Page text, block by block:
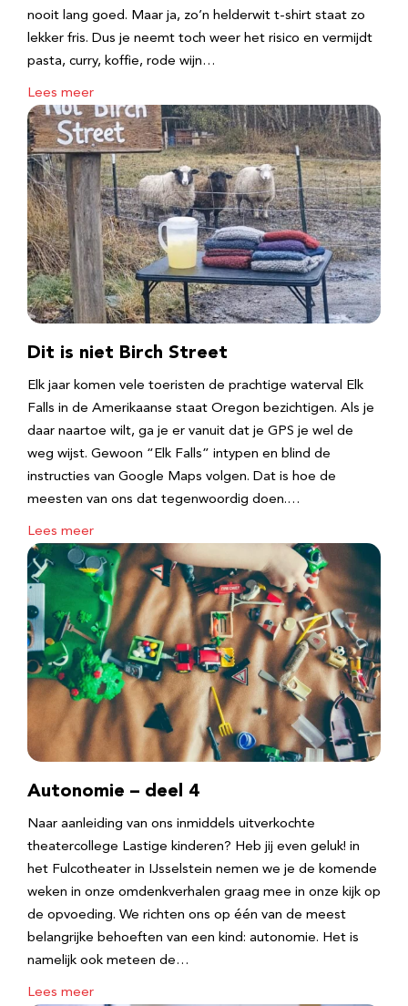
nooit lang goed. Maar ja, zo’n helderwit t-shirt staat zo
lekker fris. Dus je neemt toch weer het risico en vermijdt
pasta, curry, koffie, rode wijn…
Lees meer
Dit is niet Birch Street
Elk jaar komen vele toeristen de prachtige waterval Elk
Falls in de Amerikaanse staat Oregon bezichtigen. Als je
daar naartoe wilt, ga je er vanuit dat je GPS je wel de
weg wijst. Gewoon “Elk Falls” intypen en blind de
instructies van Google Maps volgen. Dat is hoe de
meesten van ons dat tegenwoordig doen.…
Lees meer
Autonomie – deel 4
Naar aanleiding van ons inmiddels uitverkochte
theatercollege Lastige kinderen? Heb jij even geluk! in
het Fulcotheater in IJsselstein nemen we je de komende
weken in onze omdenkverhalen graag mee in onze kijk op
de opvoeding. We richten ons op één van de meest
belangrijke behoeften van een kind: autonomie. Het is
namelijk ook meteen de…
Lees meer